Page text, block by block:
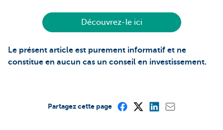
Découvrez-le ici
Le présent article est purement informatif et ne
constitue en aucun cas un conseil en investissement.
Partagez cette page